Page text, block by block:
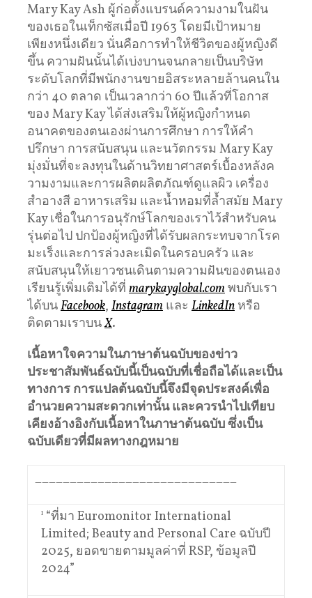
Mary Kay Ash ผู้ก่อตั้งแบรนด์ความงามในฝัน
ของเธอในเท็กซัสเมื่อปี 1963 โดยมีเป้าหมาย
เพียงหนึ่งเดียว นั่นคือการทำให้ชีวิตของผู้หญิงดี
ขึ้น ความฝันนั้นได้เบ่งบานจนกลายเป็นบริษัท
ระดับโลกที่มีพนักงานขายอิสระหลายล้านคนใน
กว่า 40 ตลาด เป็นเวลากว่า 60 ปีแล้วที่โอกาส
ของ Mary Kay ได้ส่งเสริมให้ผู้หญิงกำหนด
อนาคตของตนเองผ่านการศึกษา การให้คำ
ปรึกษา การสนับสนุน และนวัตกรรม Mary Kay
มุ่งมั่นที่จะลงทุนในด้านวิทยาศาสตร์เบื้องหลังค
วามงามและการผลิตผลิตภัณฑ์ดูแลผิว เครื่อง
สำอางสี อาหารเสริม และน้ำหอมที่ล้ำสมัย Mary
Kay เชื่อในการอนุรักษ์โลกของเราไว้สำหรับคน
รุ่นต่อไป ปกป้องผู้หญิงที่ได้รับผลกระทบจากโรค
มะเร็งและการล่วงละเมิดในครอบครัว และ
สนับสนุนให้เยาวชนเดินตามความฝันของตนเอง
เรียนรู้เพิ่มเติมได้ที่ marykayglobal.comพบกับเรา
ได้บนFacebook, Instagram และ LinkedIn หรือ
ติดตามเราบนX.
เนื้อหาใจความในภาษาต้นฉบับของข่าว
ประชาสัมพันธ์ฉบับนี้เป็นฉบับที่เชื่อถือได้และเป็น
ทางการ การแปลต้นฉบับนี้จึงมีจุดประสงค์เพื่อ
อำนวยความสะดวกเท่านั้น และควรนำไปเทียบ
เคียงอ้างอิงกับเนื้อหาในภาษาต้นฉบับซึ่งเป็น
ฉบับเดียวที่มีผลทางกฎหมาย
1 “ที่มา Euromonitor International
Limited; Beauty and Personal Care ฉบับปี
2025, ยอดขายตามมูลค่าที่ RSP, ข้อมูลปี
2024”